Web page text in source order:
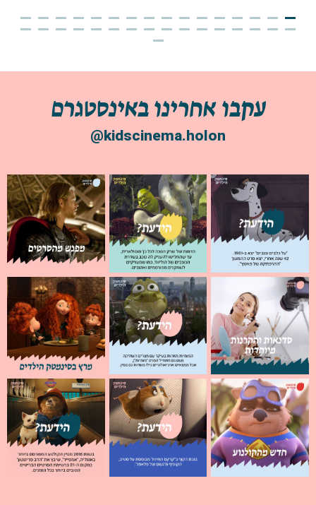
עקבו אחרינו באינסטגרם
@kidscinema.holon